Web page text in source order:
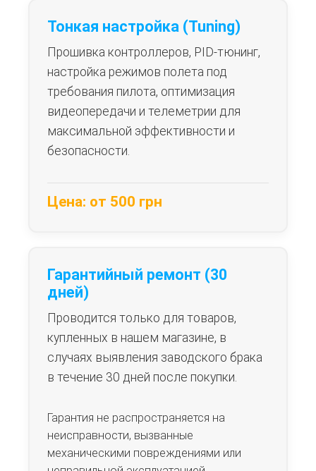
Тонкая настройка (Tuning)
Прошивка контроллеров, PID-тюнинг,
настройка режимов полета под
требования пилота, оптимизация
видеопередачи и телеметрии для
максимальной эффективности и
безопасности.
Цена: от 500 грн
Гарантийный ремонт (30
дней)
Проводится только для товаров,
купленных в нашем магазине, в
случаях выявления заводского брака
в течение 30 дней после покупки.
Гарантия не распространяется на
неисправности, вызванные
механическими повреждениями или